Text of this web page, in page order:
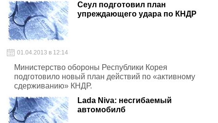
Сеул подготовил план
упреждающего удара по КНДР
01.04.2013 в 12:14
Министерство обороны Республики Корея
подготовило новый план действий по «активному
сдерживанию» КНДР.
Lada Niva: несгибаемый
автомобилб